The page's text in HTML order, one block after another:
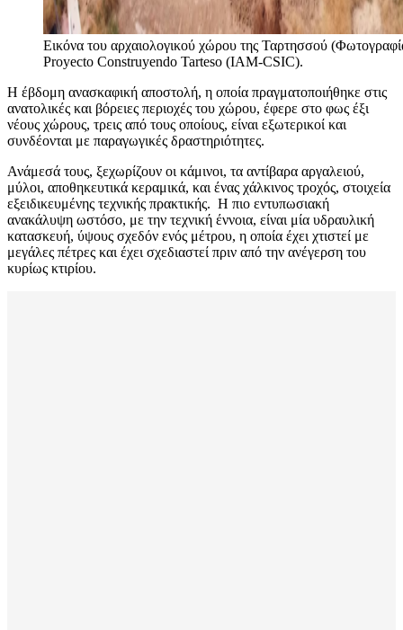
Εικόνα του αρχαιολογικού χώρου της Ταρτησσού
Proyecto Construyendo Tarteso (IAM-CSIC).
Η έβδομη ανασκαφική αποστολή, η οποία πραγματοποιήθηκε στις
ανατολικές και βόρειες περιοχές του χώρου, έφερε στο φως έξι
νέους χώρους, τρεις από τους οποίους, είναι εξωτερικοί και
συνδέονται με παραγωγικές δραστηριότητες.
Ανάμεσά τους, ξεχωρίζουν οι κάμινοι, τα αντίβαρα αργαλειού,
μύλοι, αποθηκευτικά κεραμικά, και ένας χάλκινος τροχός, στοιχεία
εξειδικευμένης τεχνικής πρακτικής. Η πιο εντυπωσιακή
ανακάλυψη ωστόσο, με την τεχνική έννοια, είναι μία υδραυλική
κατασκευή, ύψους σχεδόν ενός μέτρου, η οποία έχει χτιστεί με
μεγάλες πέτρες και έχει σχεδιαστεί πριν από την ανέγερση του
κυρίως κτιρίου.